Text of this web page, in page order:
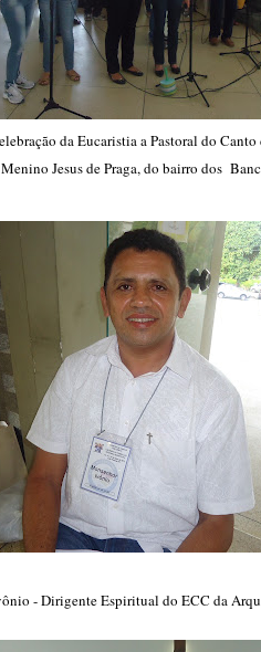
da Eucaristia a Pastoral do
Menino Jesus de Praga, do bairro dos
- Dirigente Espiritual do ECC da